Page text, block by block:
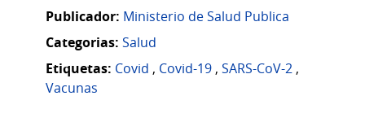
Publicador: Ministerio de Salud Publica
Categorias: Salud
Etiquetas: Covid , Covid-19 , SARS-CoV-2 ,
Vacunas